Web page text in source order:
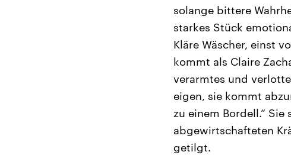
solange bittere
starkes Stück
Kläre Wäscher, einst
kommt als Claire
verarmtes und
eigen, sie kommt
zu einem Bordell.“
abgewirtschafteten
getilgt.